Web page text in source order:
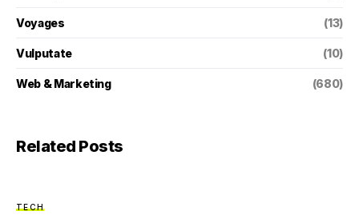
Voyages (13)
Vulputate (10)
Web & Marketing (680)
Related Posts
TECH